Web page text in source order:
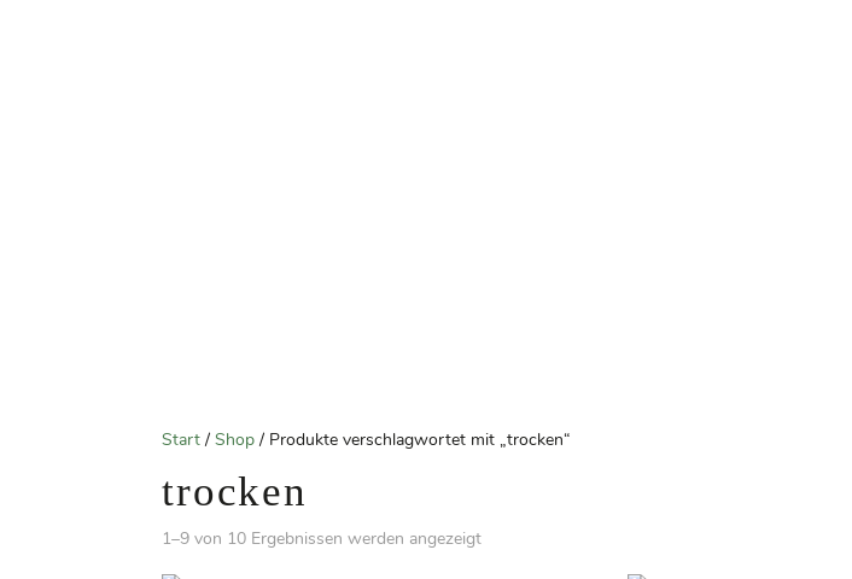
Start /Shop / Produkte verschlagwortet mit „trocken“
trocken
1–9 von 10 Ergebnissen werden angezeigt